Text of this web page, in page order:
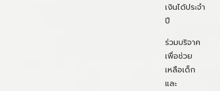
เงินได้ประจำ
ปี
ร่วมบริจาค
เพื่อช่วย
เหลือเด็ก
และ